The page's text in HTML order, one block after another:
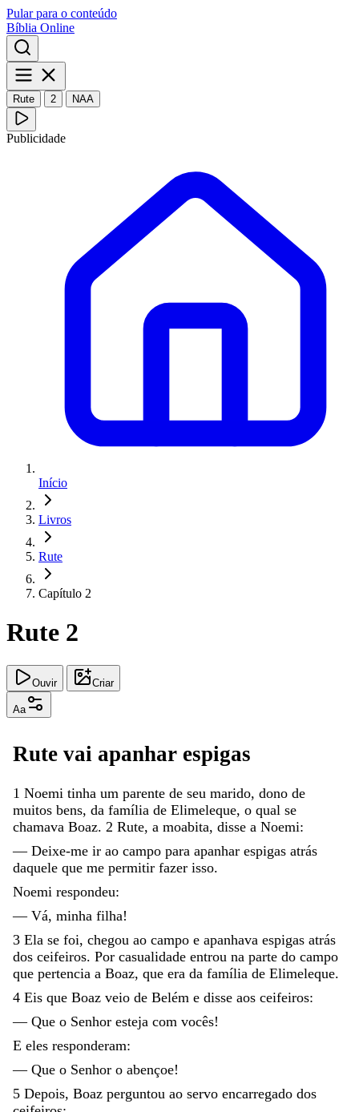
Pular para o conteúdo
Bíblia Online
Rute 2 NAA
Publicidade
Início
Livros
Rute
Capítulo 2
Rute 2
Ouvir Criar
Aa
Rute vai apanhar espigas
1 Noemi tinha um parente de seu marido, dono de
muitos bens, da família de Elimeleque, o qual se
chamava Boaz. 2 Rute, a moabita, disse a Noemi:
— Deixe-me ir ao campo para apanhar espigas atrás
daquele que me permitir fazer isso.
Noemi respondeu:
— Vá, minha filha!
3 Ela se foi, chegou ao campo e apanhava espigas atrás
dos ceifeiros. Por casualidade entrou na parte do campo
que pertencia a Boaz, que era da família de Elimeleque.
4 Eis que Boaz veio de Belém e disse aos ceifeiros:
— Que o Senhor esteja com vocês!
E eles responderam:
— Que o Senhor o abençoe!
5 Depois, Boaz perguntou ao servo encarregado dos